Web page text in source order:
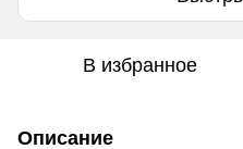
В избранное
Описание